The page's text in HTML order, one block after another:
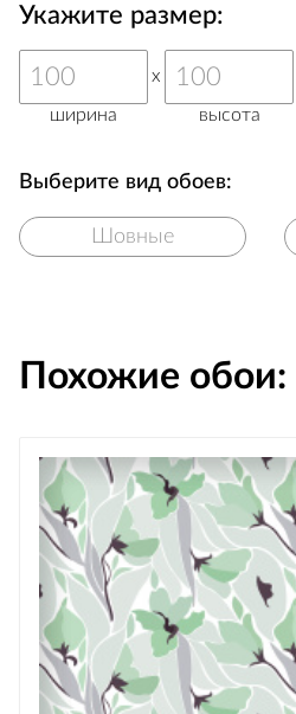
Укажите размер:
ширина
x
высота
Выберите вид обоев:
Шовные
Похожие обои: